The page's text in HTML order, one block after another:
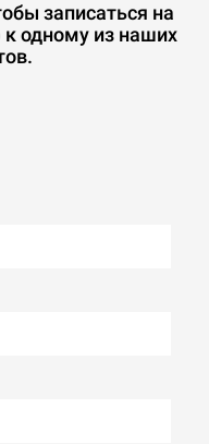
записаться на
одному из наших